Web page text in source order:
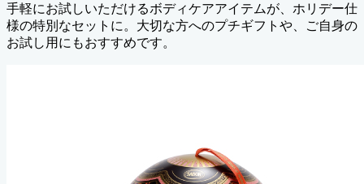
手軽にお試しいただけるボディケアアイテムが、ホリデー仕
様の特別なセットに。大切な方へのプチギフトや、ご自身の
お試し用にもおすすめです。